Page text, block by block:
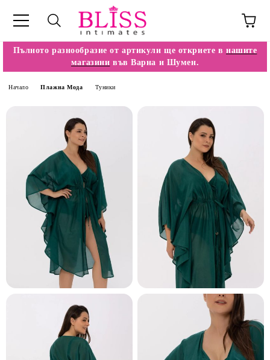
Пълното разнообразие от артикули ще откриете в нашите
магазини във Варна и Шумен.
Начало Плажна Мода Туники